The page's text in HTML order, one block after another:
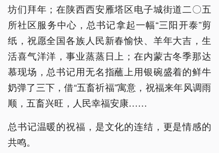
坊们拜年；在陕西西安雁塔区电子城街道二〇五
所社区服务中心，总书记拿起一幅“三阳开泰”剪
纸，祝愿全国各族人民新春愉快、羊年大吉，生
活喜气洋洋，事业蒸蒸日上；在内蒙古冬季那达
慕现场，总书记用无名指蘸上用银碗盛着的鲜牛
奶弹了三下，借“五畜祈福”寓意，祝福来年风调雨
顺，五畜兴旺，人民幸福安康……
总书记温暖的祝福，是文化的连结，更是情感的
共鸣。